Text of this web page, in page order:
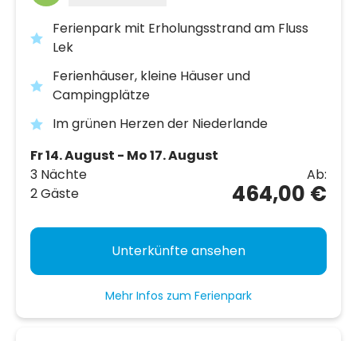
Ferienpark mit Erholungsstrand am Fluss
Lek
Ferienhäuser, kleine Häuser und
Campingplätze
Im grünen Herzen der Niederlande
Fr 14. August - Mo 17. August
3 Nächte
2 Gäste
Ab:
464,00 €
Unterkünfte ansehen
Mehr Infos zum Ferienpark